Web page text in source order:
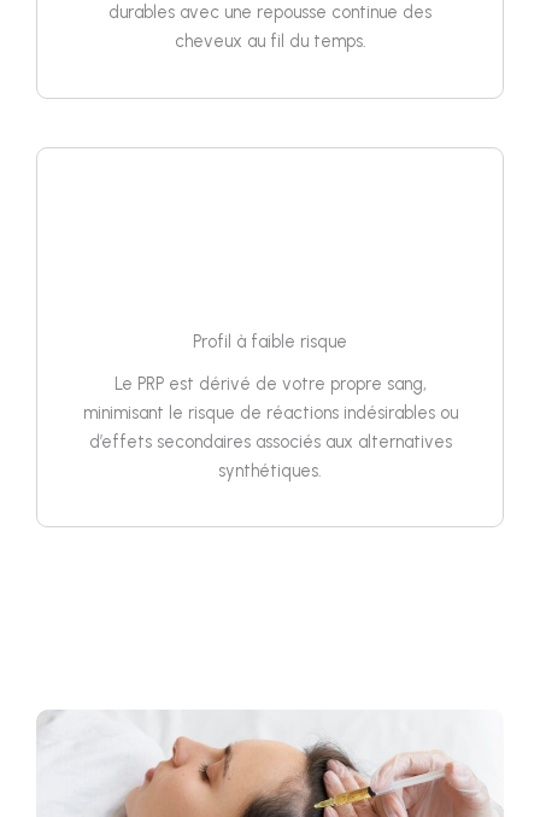
durables avec une repousse continue des
cheveux au fil du temps.
Profil à faible risque
Le PRP est dérivé de votre propre sang,
minimisant le risque de réactions indésirables ou
d’effets secondaires associés aux alternatives
synthétiques.